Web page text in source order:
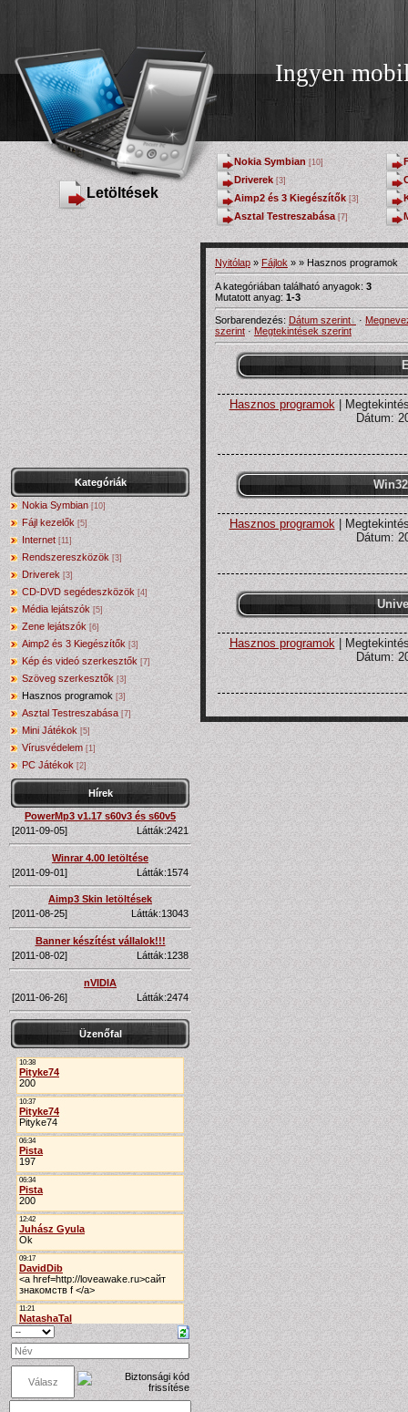
Ingyen
Letöltések
Nokia Symbian [10]
Driverek [3]
Aimp2 és 3 Kiegészítők [3]
Asztal Testreszabása [7]
Kategóriák
Nokia Symbian [10]
Fájl kezelők [5]
Internet [11]
Rendszereszközök [3]
Driverek [3]
CD-DVD segédeszközök [4]
Média lejátszók [5]
Zene lejátszók [6]
Aimp2 és 3 Kiegészítők [3]
Kép és videó szerkesztők [7]
Szöveg szerkesztők [3]
Hasznos programok [3]
Asztal Testreszabása [7]
Mini Játékok [5]
Vírusvédelem [1]
PC Játékok [2]
Hírek
PowerMp3 v1.17 s60v3 és s60v5
[2011-09-05]
Látták:2421
Winrar 4.00 letöltése
[2011-09-01]
Látták:1574
Aimp3 Skin letöltések
[2011-08-25]
Látták:13043
Banner készítést vállalok!!!
[2011-08-02]
Látták:1238
nVIDIA
[2011-06-26]
Látták:2474
Üzenőfal
Nyitólap »Fájlok » » Hasznos programok
A kategóriában található anyagok:3
Mutatott anyag: 1-3
Sorbarendezés: Dátum szerint ·
szerint · Megtekintések szerint
Hasznos programok|
Dátum:
Hasznos programok |
Dátum:
Hasznos programok |
Dátum: